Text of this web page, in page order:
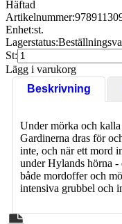
Häftad
Artikelnummer:
Enhet:st.
Lagerstatus:
St:
Lägg i varukorg
Beskrivning
Under mörka och
Gardinerna dras för
inte, och när ett mord
under Hylands hörna -
både mordoffer och
intensiva grubbel och